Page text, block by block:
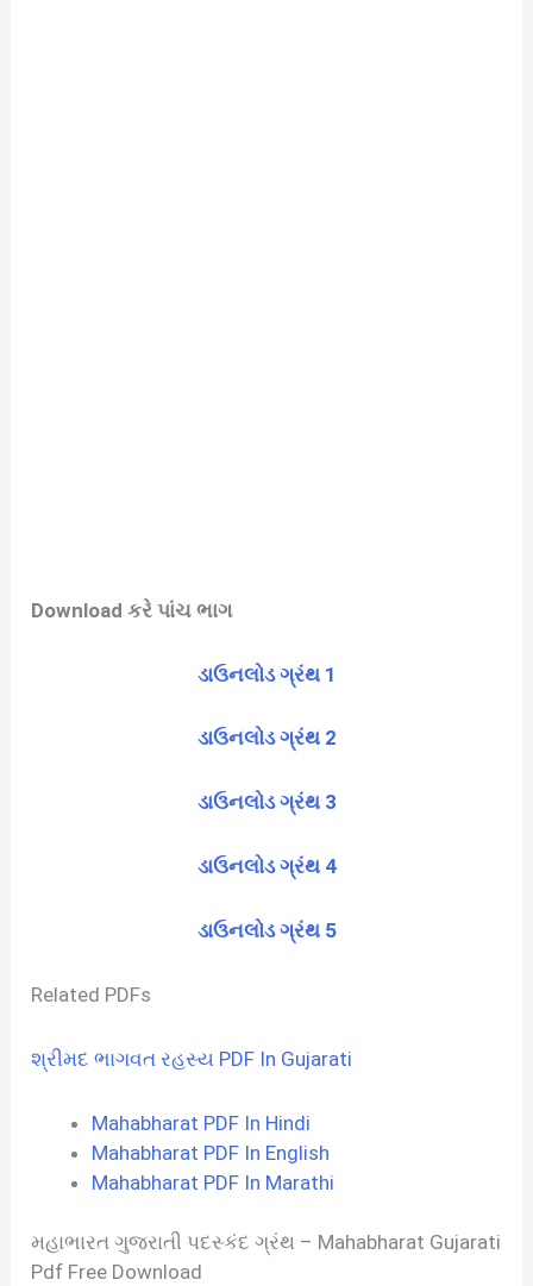
Download કરે પાંચ ભાગ
ડાઉનલોડ ગ્રંથ 1
ડાઉનલોડ ગ્રંથ 2
ડાઉનલોડ ગ્રંથ 3
ડાઉનલોડ ગ્રંથ 4
ડાઉનલોડ ગ્રંથ 5
Related PDFs
શ્રીમદ ભાગવત રહસ્ય PDF In Gujarati
Mahabharat PDF In Hindi
Mahabharat PDF In English
Mahabharat PDF In Marathi
મહાભારત ગુજરાતી પદસ્કંદ ગ્રંથ – Mahabharat Gujarati
Pdf Free Download